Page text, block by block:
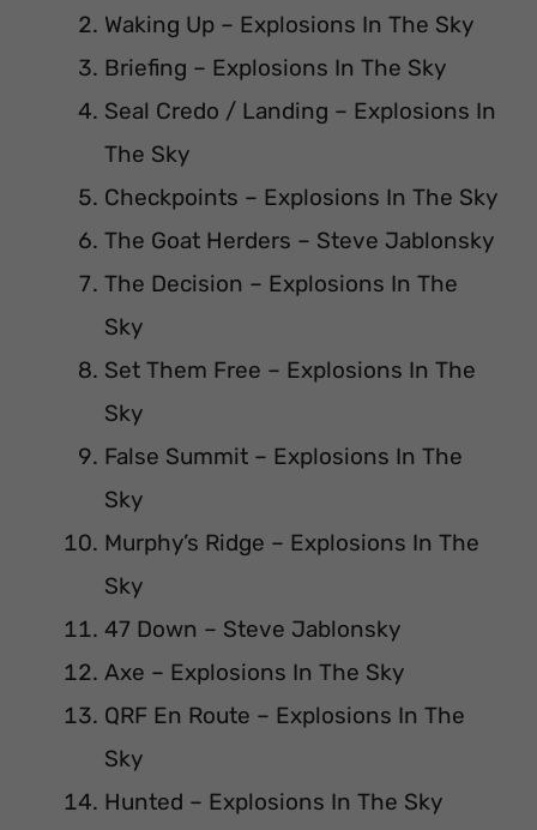
Waking Up – Explosions In The Sky
Briefing – Explosions In The Sky
Seal Credo / Landing – Explosions In
The Sky
Checkpoints – Explosions In The Sky
The Goat Herders – Steve Jablonsky
The Decision – Explosions In The
Sky
Set Them Free – Explosions In The
Sky
False Summit – Explosions In The
Sky
Murphy’s Ridge – Explosions In The
Sky
47 Down – Steve Jablonsky
Axe – Explosions In The Sky
QRF En Route – Explosions In The
Sky
Hunted – Explosions In The Sky